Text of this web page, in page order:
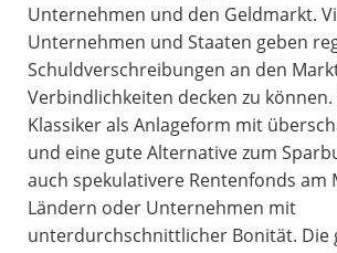
Unternehmen und den Geldmarkt.
Unternehmen und Staaten geben
Schuldverschreibungen an den
Verbindlichkeiten decken zu
Klassiker als Anlageform mit
und eine gute Alternative zum
auch spekulativere Rentenfonds am
Ländern oder Unternehmen mit
unterdurchschnittlicher Bonität. Die